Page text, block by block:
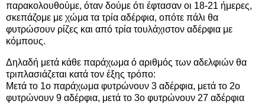
παρακολουθούμε, όταν δούμε ότι έφτασαν οι 18-21 ήμερες,
σκεπάζομε με χώμα τα τρία αδέρφια, οπότε πάλι θα
φυτρώσουν ρίζες και από τρία τουλάχιστον αδέρφια με
κόμπους.
Δηλαδή μετά κάθε παράχωμα ό αριθμός των αδελφιών θα
τριπλασιάζεται κατά τον έξης τρόπο:
Μετά το 1ο παράχωμα φυτρώνουν 3 αδέρφια, μετά το 2ο
φυτρώνουν 9 αδέρφια, μετά το 3ο φυτρώνουν 27 αδέρφια